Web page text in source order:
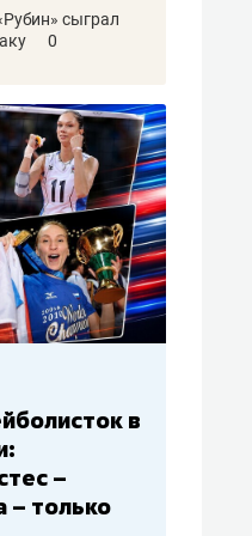
сыграл
0
КХЛ: СКА
«Ак
«Салават